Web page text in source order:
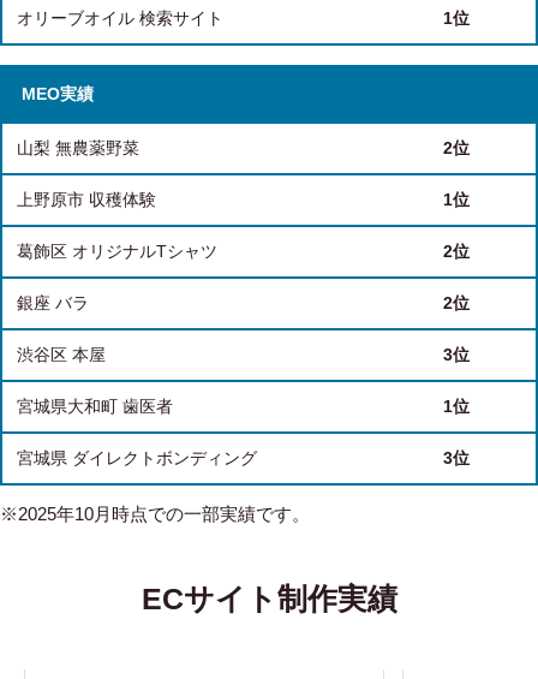
オリーブオイル 検索サイト 1位
MEO実績
山梨 無農薬野菜 2位
上野原市 収穫体験 1位
葛飾区 オリジナルTシャツ 2位
銀座 バラ 2位
渋谷区 本屋 3位
宮城県大和町 歯医者 1位
宮城県 ダイレクトボンディング 3位
※2025年10月時点での一部実績です。
ECサイト制作実績